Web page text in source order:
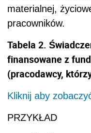
materialnej,
pracowników.
Tabela 2.
finansowane z
(pracodawcy,
Kliknij aby
PRZYKŁAD